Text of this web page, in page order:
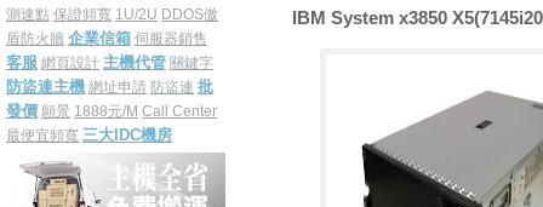
測速點 保證頻寬 1U/2U DDOS傲
盾防火牆 企業信箱 伺服器銷售
客服 網頁設計 主機代管 關鍵字
防盜連主機 網址申請 防盜連 批
發價 願景 1888元/M Call Center
最便宜頻寬 三大IDC機房
IBM System x3850